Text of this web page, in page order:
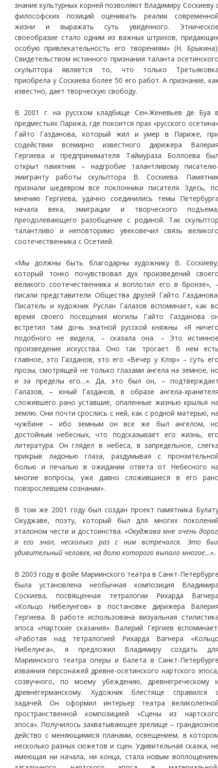
знание культурных корней позволяют Владимиру Соскиеву
философских позиций оценивать реалии
жизни и выражать суть увиденного.
своеобразие стало одним из важных штрихов,
особую привлекательность его творениям» (Н.
Свидетельством истинного признания таланта
скульптора является то, что только
приобрела у Соскиева более 50 его работ. А признание,
известно, дает творческую свободу.
В 2001 г. на русском кладбище Сен-Женевьев де Буа
предместьях Парижа, где покоится прах «русского
Гайто Газданова, который жил и умер в Париже,
содействии всемирно известного дирижера
Гергиева и предпринимателя Таймураза Боллоева
открыт памятник – надгробие талантливому
эмигранту работы скульптора В. Соскиева.
признали шедевром все поклонники писателя. Здесь,
мнению Гергиева, удачно соединились темы
начала века, эмиграции и творческого
преодолевающего разобщение с родиной. Так
талантливо и неповторимо увековечил связь
соотечественника с Осетией.
«Мы должны быть благодарны художнику В.
который тонко почувствовал дух произведений
великого соотечественника и воплотил его в бронзе»,
писали представители Общества друзей Гайто
Писатель и художник Руслан Галазов вспоминает, как
время своего посещения могилы Гайто Газданова
встретил там дочь знатной русской княжны. «Я
подобного не видела, – сказала она. – Это
произведение искусства. Оно так трогает. В нем
главное, это Газданов, это его «Вечер у Клэр» – суть
прозы, смотрящей не только глазами ангела на земное,
и за пределы его…». Да, это был он, –
Галазов, – юный Газданов, в образе ангела-
сложившего рано уставшие, опаленные жизнью крылья
землю. Они почти срослись с ней, как с родной матерью,
чужбине – ибо земным он все же был ангелом,
достойным небесных, что подсказывает его жизнь,
литература. Он глядел в небеса, в запредельное,
прикрыв ладонью глаза, раздумывая с
болью и печалью в ожидании ответа от Небесного
многие вопросы, уже давно сложившиеся в его
повзрослевшем сознании».
В том же 2001 году был создан проект памятника
Окуджаве, поэту, который был для многих
эталоном чести и достоинства.«Окуджава мне очень
я его знал, несколько раз с ним встречался. Это
удивительный человек, на долю которого выпало многое…».
В 2003 году в фойе Мариинского театра в Санкт-
была установлена необычная композиция
Соскиева, посвященная тетралогии Рихарда
«Кольцо Нибелунгов» в постановке дирижера
Гергиева. В работе использована визуальная
эпоса «Нартские сказания». Валерий Гергиев
«Работая над тетралогией Рихарда Вагнера
Нибелунга», я предложил Владимиру создать
Мариинского театра оперы и балета в Санкт-
изваяния персонажей древне-осетинского нартского
созвучного, по моему убеждению, древнегреческому
древнегерманскому. Художник блестяще справился
задачей. Он оформил интерьер театра
пространственной композицией «Сцены из
эпоса». Получилось захватывающее зрелище –
действо с меняющимися планами, освещением, в
несколько разных сюжетов и сцен. Удивительная сказка,
имеющая ни начала, ни конца, стала новым